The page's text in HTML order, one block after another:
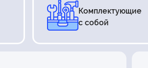
Комплектующие
с собой